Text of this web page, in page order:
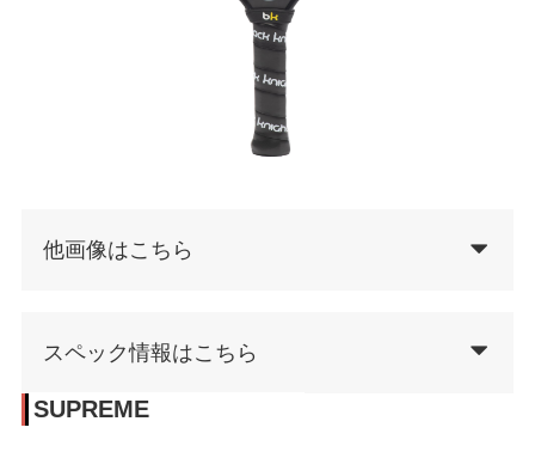
他画像はこちら
スペック情報はこちら
SUPREME